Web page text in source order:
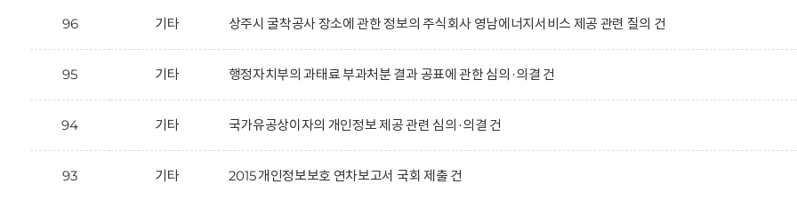
96 기타 상주시 굴착공사 장소에 관한 정보의 주식회사 영남에너지서비스 제공 관련 질의 건
95 기타 행정자치부의 과태료 부과처분 결과 공표에 관한 심의·의결 건
94 기타 국가유공상이자의 개인정보 제공 관련 심의·의결 건
93 기타 2015 개인정보보호 연차보고서 국회 제출 건